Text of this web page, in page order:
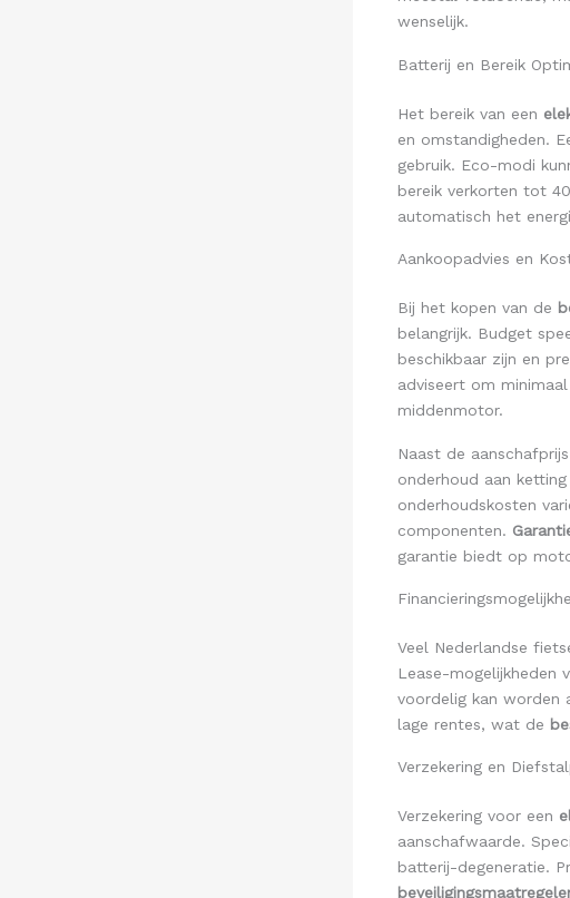
wenselijk.
Batterij en Bereik
Het bereik van een
en omstandigheden.
gebruik. Eco-modi
bereik verkorten tot
automatisch het
Aankoopadvies en
Bij het kopen van de
belangrijk. Budget
beschikbaar zijn en
adviseert om
middenmotor.
Naast de
onderhoud aan
onderhoudskosten
componenten.
garantie biedt op
Veel Nederlandse
Lease-mogelijkheden
voordelig kan worden
lage rentes, wat de
Verzekering en
Verzekering voor een
aanschafwaarde.
batterij-degeneratie.